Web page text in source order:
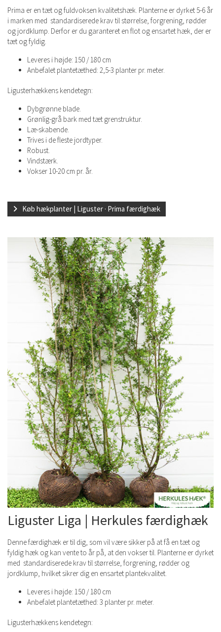
Prima er en tæt og fuldvoksen kvalitetshæk. Planterne er dyrket 5-6 år
i marken med standardiserede krav til størrelse, forgrening, rødder
og jordklump. Derfor er du garanteret en flot og ensartet hæk, der er
tæt og fyldig.
Leveres i højde: 150 / 180 cm
Anbefalet plantetæthed: 2,5-3 planter pr. meter.
Ligusterhækkens kendetegn:
Dybgrønne blade.
Grønlig-grå bark med tæt grenstruktur.
Læ-skabende.
Trives i de fleste jordtyper.
Robust.
Vindstærk.
Vokser 10-20 cm pr. år.
Køb hækplanter | Liguster · Prima færdighæk
Liguster Liga | Herkules færdighæk
Denne færdighæk er til dig, som vil være sikker på at få en tæt og
fyldig hæk og kan vente to år på, at den vokser til. Planterne er dyrket
med standardiserede krav til størrelse, forgrening, rødder og
jordklump, hvilket sikrer dig en ensartet plantekvalitet.
Leveres i højde: 150 / 180 cm
Anbefalet plantetæthed: 3 planter pr. meter.
​Ligusterhækkens kendetegn: